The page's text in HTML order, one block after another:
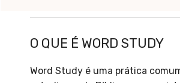
O QUE É WORD STUDY
Word Study é uma prática